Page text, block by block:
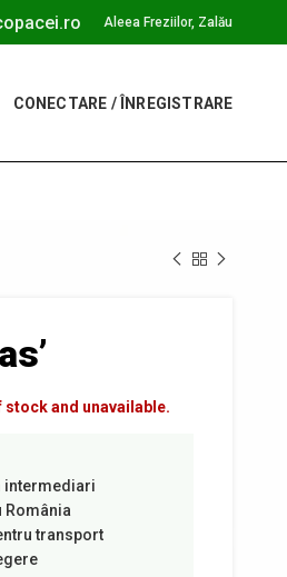
Aleea Freziilor, Zalău
CONECTARE / ÎNREGISTRARE
and unavailable.